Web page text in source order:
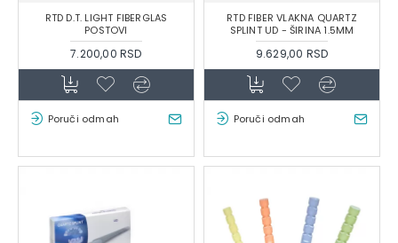
RTD D.T. LIGHT FIBERGLAS
POSTOVI
7.200,00 RSD
Poruči odmah
RTD FIBER VLAKNA QUARTZ
SPLINT UD - ŠIRINA 1.5MM
9.629,00 RSD
Poruči odmah